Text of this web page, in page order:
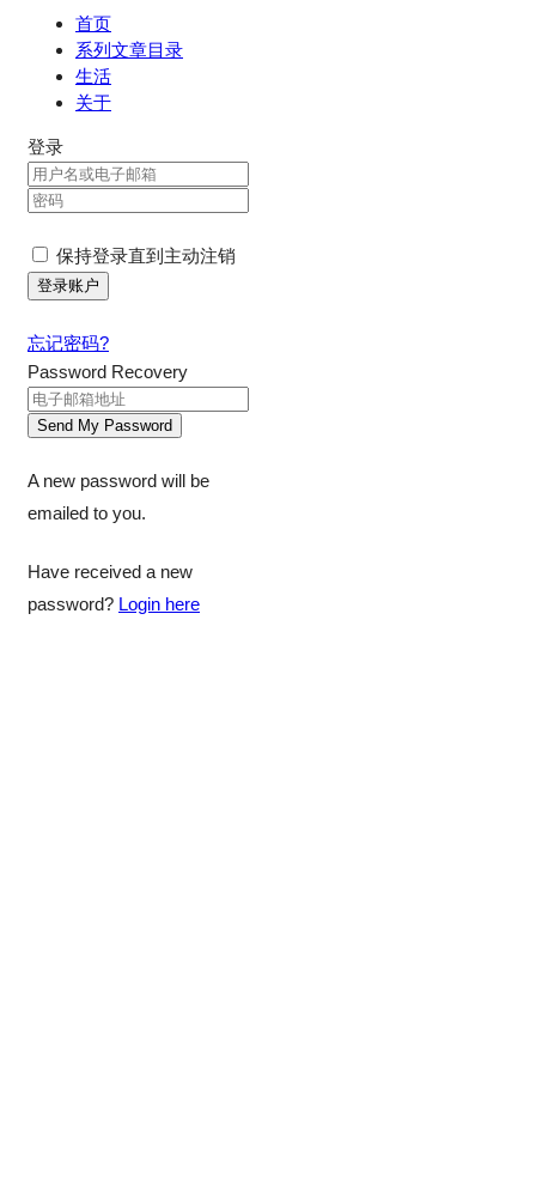
首页
系列文章目录
生活
关于
登录
保持登录直到主动注销
忘记密码?
Password Recovery
A new password will be
emailed to you.
Have received a new
password? Login here